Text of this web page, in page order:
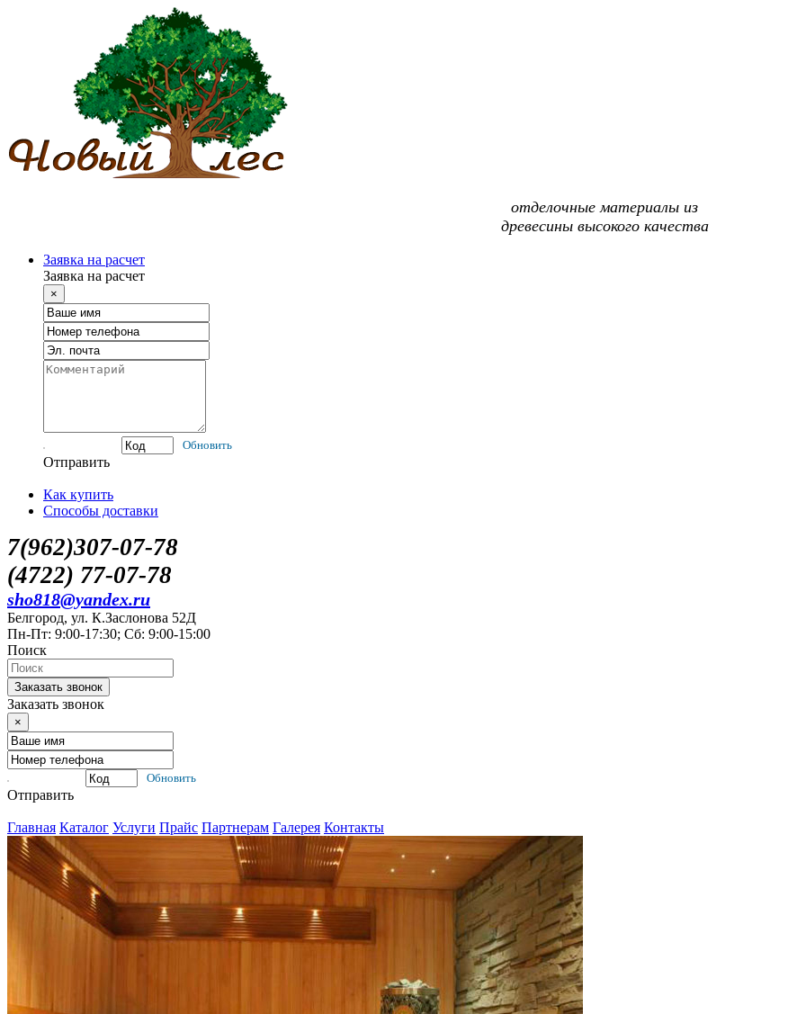
отделочные материалы из
древесины высокого качества
Заявка на расчет
Заявка на расчет
×
Обновить
Отправить
Как купить
Способы доставки
7(962)307-07-78
(4722) 77-07-78
sho818@yandex.ru
Белгород, ул. К.Заслонова 52Д
Пн-Пт: 9:00-17:30; Сб: 9:00-15:00
Поиск
Заказать звонок
Заказать звонок
×
Обновить
Отправить
Главная Каталог Услуги Прайс Партнерам Галерея Контакты